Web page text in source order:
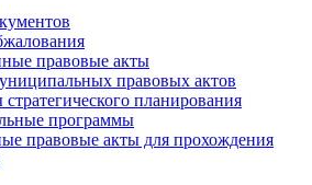
правовые акты
правовых актов
планирования
программы
правовые акты для прохождения